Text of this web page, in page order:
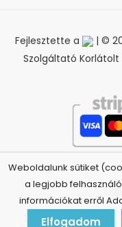
Fejlesztette a
| ©
Szolgáltató Korlátolt
Weboldalunk sütiket
a legjobb
információkat erről
Elfogadom